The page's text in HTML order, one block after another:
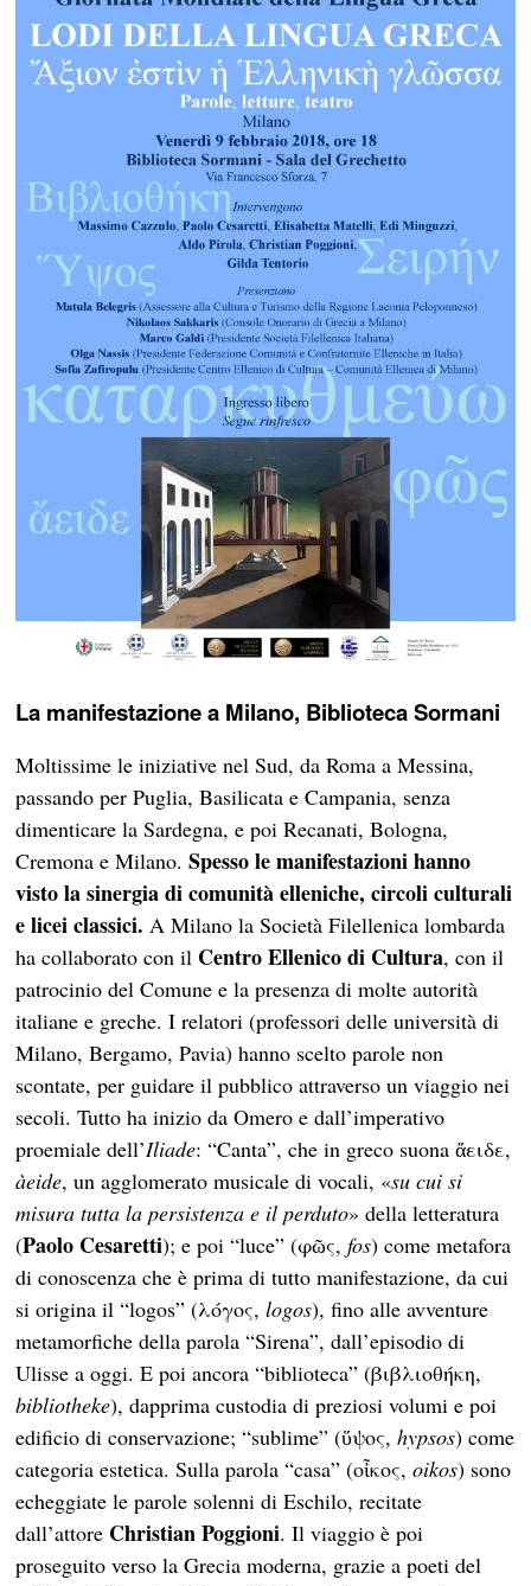
La manifestazione a Milano, Biblioteca Sormani
Moltissime le iniziative nel Sud, da Roma a Messina,
passando per Puglia, Basilicata e Campania, senza
dimenticare la Sardegna, e poi Recanati, Bologna,
Cremona e Milano.Spesso le manifestazioni hanno
visto la sinergia di comunità elleniche, circoli culturali
e licei classici. A Milano la Società Filellenica lombarda
ha collaborato con il Centro Ellenico di Cultura, con il
patrocinio del Comune e la presenza di molte autorità
italiane e greche. I relatori (professori delle università di
Milano, Bergamo, Pavia) hanno scelto parole non
scontate, per guidare il pubblico attraverso un viaggio nei
secoli. Tutto ha inizio da Omero e dall’imperativo
proemiale dell’Iliade: “Canta”, che in greco suona ἄειδε,
àeide, un agglomerato musicale di vocali, «su cui si
misura tutta la persistenza e il perduto» della letteratura
(Paolo Cesaretti); e poi “luce” (φῶς,fos) come metafora
di conoscenza che è prima di tutto manifestazione, da cui
si origina il “logos” (λόγος,logos), fino alle avventure
metamorfiche della parola “Sirena”, dall’episodio di
Ulisse a oggi. E poi ancora “biblioteca” (βιβλιοθήκη,
bibliotheke), dapprima custodia di preziosi volumi e poi
edificio di conservazione; “sublime” (ὕψος,hypsos) come
categoria estetica. Sulla parola “casa” (οἶκος,oikos) sono
echeggiate le parole solenni di Eschilo, recitate
dall’attore Christian Poggioni. Il viaggio è poi
proseguito verso la Grecia moderna, grazie a poeti del